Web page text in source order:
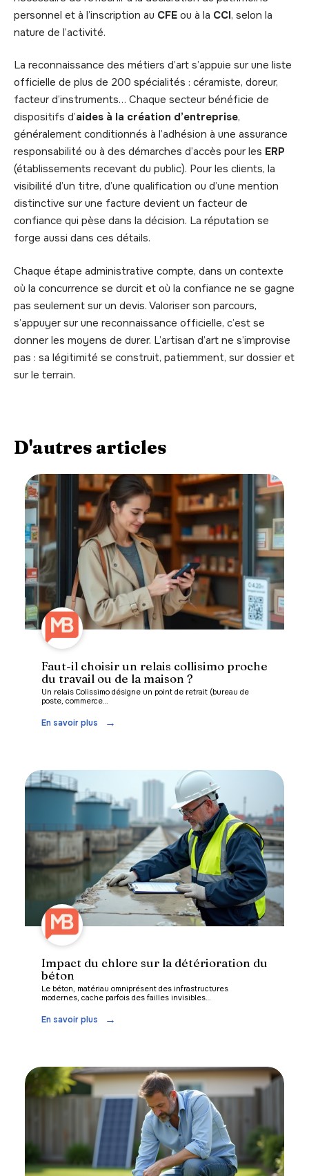
personnel et à l’inscription au CFE ou à la CCI, selon la
nature de l’activité.
La reconnaissance des métiers d’art s’appuie sur une liste
officielle de plus de 200 spécialités : céramiste, doreur,
facteur d’instruments… Chaque secteur bénéficie de
dispositifs d’aides à la création d’entreprise,
généralement conditionnés à l’adhésion à une assurance
responsabilité ou à des démarches d’accès pour les ERP
(établissements recevant du public). Pour les clients, la
visibilité d’un titre, d’une qualification ou d’une mention
distinctive sur une facture devient un facteur de
confiance qui pèse dans la décision. La réputation se
forge aussi dans ces détails.
Chaque étape administrative compte, dans un contexte
où la concurrence se durcit et où la confiance ne se gagne
pas seulement sur un devis. Valoriser son parcours,
s’appuyer sur une reconnaissance officielle, c’est se
donner les moyens de durer. L’artisan d’art ne s’improvise
pas : sa légitimité se construit, patiemment, sur dossier et
sur le terrain.
D'autres articles
Faut-il choisir un relais collisimo proche
du travail ou de la maison ?
Un relais Colissimo désigne un point de retrait (bureau de
poste, commerce…
En savoir plus
Impact du chlore sur la détérioration du
béton
Le béton, matériau omniprésent des infrastructures
modernes, cache parfois des failles invisibles…
En savoir plus